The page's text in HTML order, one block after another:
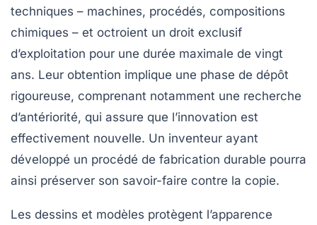
techniques – machines, procédés, compositions
chimiques – et octroient un droit exclusif
d’exploitation pour une durée maximale de vingt
ans. Leur obtention implique une phase de dépôt
rigoureuse, comprenant notamment une recherche
d’antériorité, qui assure que l’innovation est
effectivement nouvelle. Un inventeur ayant
développé un procédé de fabrication durable pourra
ainsi préserver son savoir-faire contre la copie.
Les dessins et modèles protègent l’apparence